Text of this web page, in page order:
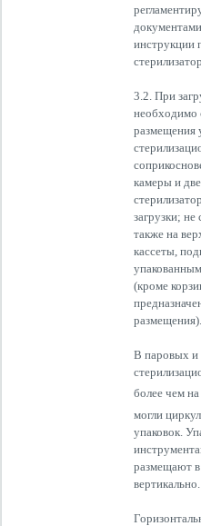
инструкции
3.2. При
необходимо
размещения
камеры и
загрузки; не
также на
кассеты,
(кроме
размещения).
В паровых и
более чем
могли
упаковок.
размещают в
вертикально.